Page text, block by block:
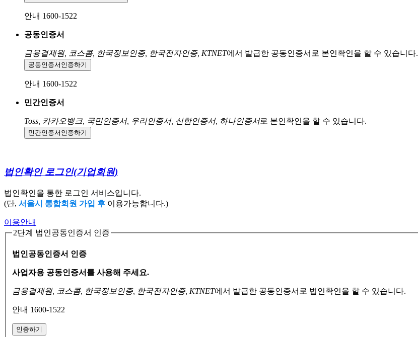
안내 1600-1522
공동인증서
금융결제원, 코스콤, 한국정보인증, 한국전자인증, KTNET에서 발급한 공동인증서로 본인확인을 할 수 있습니다.
공동인증서 인증하기
안내 1600-1522
민간인증서
Toss, 카카오뱅크, 국민인증서, 우리인증서, 신한인증서, 하나인증서로 본인확인을 할 수 있습니다.
민간인증서 인증하기
법인확인 로그인(기업회원)
법인확인을 통한 로그인 서비스입니다.
(단, 서울시 통합회원 가입 후 이용가능합니다.)
이용안내
2단계 법인공동인증서 인증
법인공동인증서 인증
사업자용 공동인증서를 사용해 주세요.
금융결제원, 코스콤, 한국정보인증, 한국전자인증, KTNET에서 발급한 공동인증서로 법인확인을 할 수 있습니다.
안내 1600-1522
인증하기